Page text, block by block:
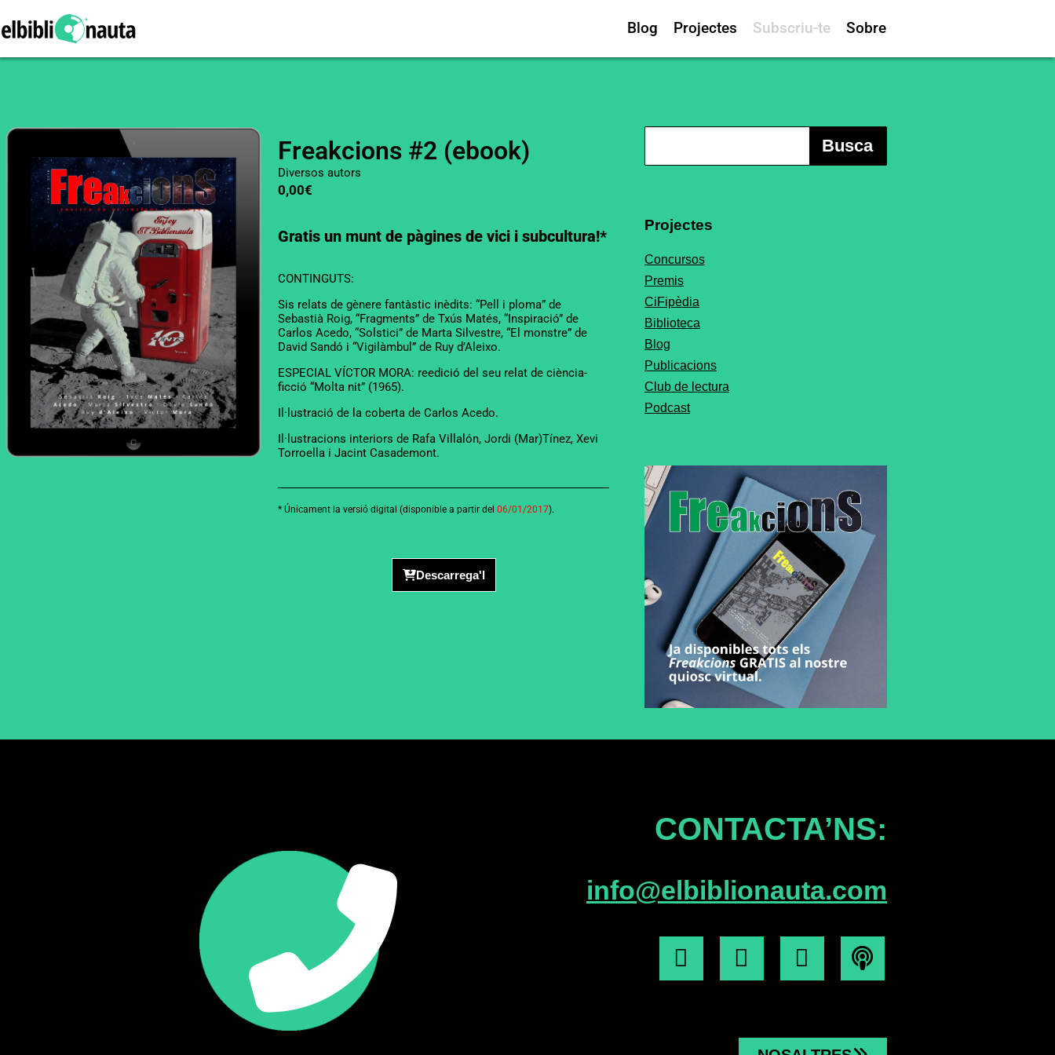
Blog Projectes Subscriu-te Sobre
Freakcions #2 (ebook)
Diversos autors
0,00€
Gratis un munt de pàgines de vici i subcultura!*
CONTINGUTS:
Sis relats de gènere fantàstic inèdits: “Pell i ploma” de
Sebastià Roig, “Fragments” de Txús Matés, “Inspiració” de
Carlos Acedo, “Solstici” de Marta Silvestre, “El monstre” de
David Sandó i “Vigilàmbul” de Ruy d’Aleixo.
ESPECIAL VÍCTOR MORA: reedició del seu relat de ciència-
ficció “Molta nit” (1965).
Il·lustració de la coberta de Carlos Acedo.
Il·lustracions interiors de Rafa Villalón, Jordi (Mar)Tínez, Xevi
Torroella i Jacint Casademont.
* Únicament la versió digital (disponible a partir del 06/01/2017).
Descarrega'l
Busca
Projectes
Concursos
Premis
CiFipèdia
Biblioteca
Blog
Publicacions
Club de lectura
Podcast
CONTACTA’NS:
info@elbiblionauta.com